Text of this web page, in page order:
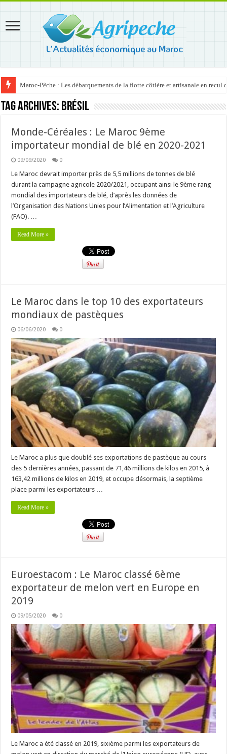
Maroc-Pêche : Les débarquements de la flotte côtière et artisanale en recul
Tag Archives: Brésil
Monde-Céréales : Le Maroc 9ème
importateur mondial de blé en 2020-2021
09/09/2020 0
Le Maroc devrait importer près de 5,5 millions de tonnes de blé
durant la campagne agricole 2020/2021, occupant ainsi le 9ème rang
mondial des importateurs de blé, d’après les données de
l’Organisation des Nations Unies pour l’Alimentation et l’Agriculture
(FAO). …
Read More »
Le Maroc dans le top 10 des exportateurs
mondiaux de pastèques
06/06/2020 0
Le Maroc a plus que doublé ses exportations de pastèque au cours
des 5 dernières années, passant de 71,46 millions de kilos en 2015, à
163,42 millions de kilos en 2019, et occupe désormais, la septième
place parmi les exportateurs …
Read More »
Euroestacom : Le Maroc classé 6ème
exportateur de melon vert en Europe en
2019
09/05/2020 0
Le Maroc a été classé en 2019, sixième parmi les exportateurs de